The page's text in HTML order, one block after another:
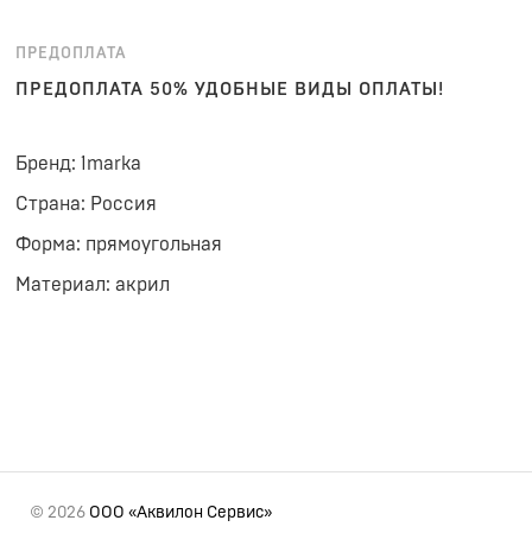
ПРЕДОПЛАТА
ПРЕДОПЛАТА 50% УДОБНЫЕ ВИДЫ ОПЛАТЫ!
Бренд: 1marka
Страна: Россия
Форма: прямоугольная
Материал: акрил
© 2026 ООО «Аквилон Сервис»